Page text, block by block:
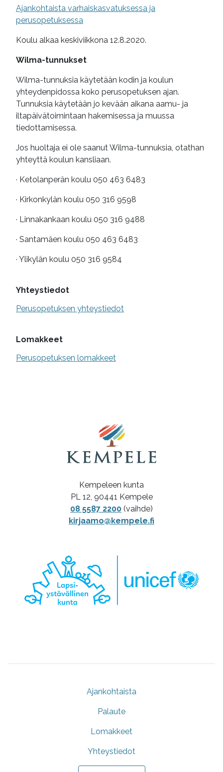
Ajankohtaista varhaiskasvatuksessa ja
perusopetuksessa
Koulu alkaa keskiviikkona 12.8.2020.
Wilma-tunnukset
Wilma-tunnuksia käytetään kodin ja koulun
yhteydenpidossa koko perusopetuksen ajan.
Tunnuksia käytetään jo kevään aikana aamu- ja
iltapäivätoimintaan hakemisessa ja muussa
tiedottamisessa.
Jos huoltaja ei ole saanut Wilma-tunnuksia, otathan
yhteyttä koulun kansliaan.
· Ketolanperän koulu 050 463 6483
· Kirkonkylän koulu 050 316 9598
· Linnakankaan koulu 050 316 9488
· Santamäen koulu 050 463 6483
· Ylikylän koulu 050 316 9584
Yhteystiedot
Perusopetuksen yhteystiedot
Lomakkeet
Perusopetuksen lomakkeet
Kempeleen kunta
PL 12, 90441 Kempele
08 5587 2200 (vaihde)
kirjaamo@kempele.fi
Ajankohtaista
Palaute
Lomakkeet
Yhteystiedot